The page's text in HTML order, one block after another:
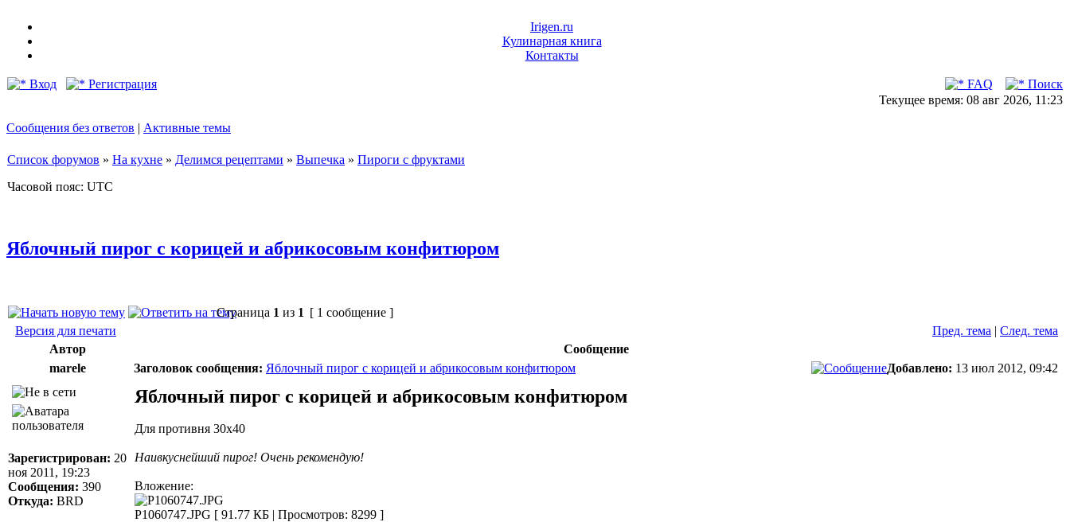
Irigen.ru
Кулинарная книга
Контакты
Вход Регистрация FAQ
Поиск
Текущее время: 08 авг 2026, 11:23
Сообщения без ответов | Активные темы
Список форумов » На кухне » Делимся рецептами » Выпечка » Пироги с фруктами
Часовой пояс: UTC
Яблочный пирог с корицей и абрикосовым конфитюром
Страница 1 из 1 [ 1 сообщение ]
Версия для печати
Пред. тема | След. тема
Автор
Сообщение
marele
Заголовок сообщения: Яблочный пирог с корицей и абрикосовым конфитюром Добавлено: 13 июл 2012, 09:42
Зарегистрирован: 20
ноя 2011, 19:23
Сообщения: 390
Откуда: BRD
Яблочный пирог с корицей и абрикосовым конфитюром
Для противня 30х40
Наивкуснейший пирог! Очень рекомендую!
Вложение:
P1060747.JPG [ 91.77 КБ | Просмотров: 8299 ]